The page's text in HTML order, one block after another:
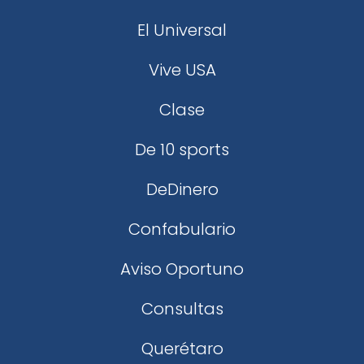
El Universal
Vive USA
Clase
De 10 sports
DeDinero
Confabulario
Aviso Oportuno
Consultas
Querétaro